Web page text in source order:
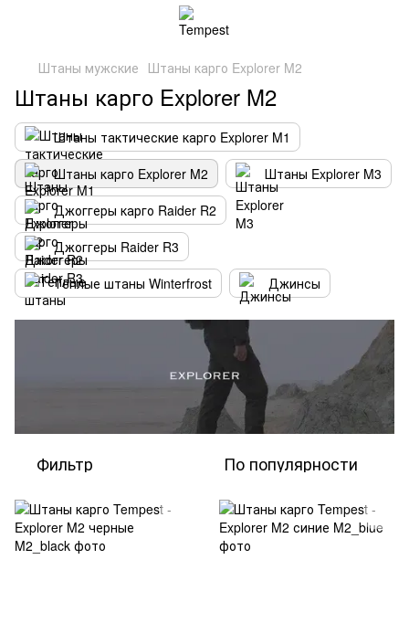
Штаны мужские Штаны карго Explorer M2
Штаны карго Explorer M2
Штаны тактические карго Explorer M1
Штаны карго Explorer M2
Штаны Explorer M3
Джоггеры карго Raider R2
Джоггеры Raider R3
Теплые штаны Winterfrost
Джинсы
Фильтр По популярности